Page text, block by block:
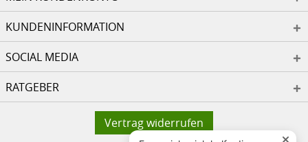
KUNDENINFORMATION
SOCIAL MEDIA
RATGEBER
Vertrag widerrufen